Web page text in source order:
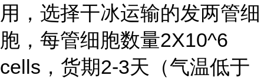
用，选择干冰运输的发两管细
胞，每管细胞数量2X10^6
cells，货期2-3天（气温低于